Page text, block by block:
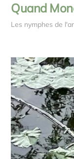
Quand
Les nymphes de